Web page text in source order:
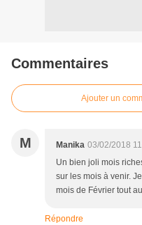
Commentaires
Ajouter un
M Manika 03/02/2018
Un bien joli mois
sur les mois à venir.
mois de Février tout
Répondre